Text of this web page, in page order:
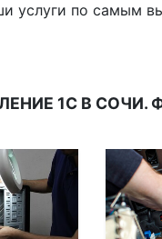
услуги по самым
1С В СОЧИ.